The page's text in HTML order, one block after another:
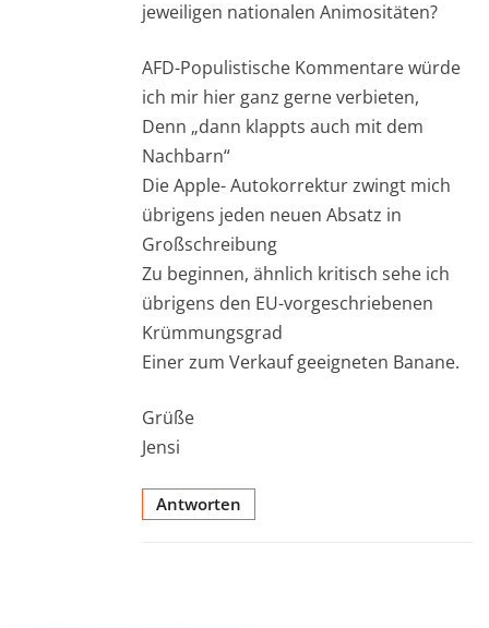
jeweiligen nationalen Animositäten?
AFD-Populistische Kommentare würde
ich mir hier ganz gerne verbieten,
Denn „dann klappts auch mit dem
Nachbarn“
Die Apple- Autokorrektur zwingt mich
übrigens jeden neuen Absatz in
Großschreibung
Zu beginnen, ähnlich kritisch sehe ich
übrigens den EU-vorgeschriebenen
Krümmungsgrad
Einer zum Verkauf geeigneten Banane.
Grüße
Jensi
Antworten